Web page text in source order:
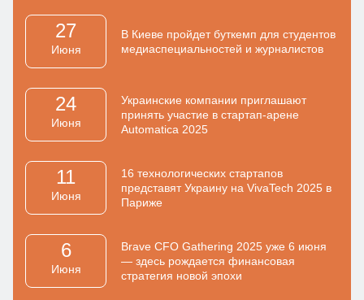
27
Июня
В Киеве пройдет буткемп для студентов
медиаспециальностей и журналистов
24
Июня
Украинские компании приглашают
принять участие в стартап-арене
Automatica 2025
11
Июня
16 технологических стартапов
представят Украину на VivaTech 2025 в
Париже
6
Июня
Brave CFO Gathering 2025 уже 6 июня
— здесь рождается финансовая
стратегия новой эпохи